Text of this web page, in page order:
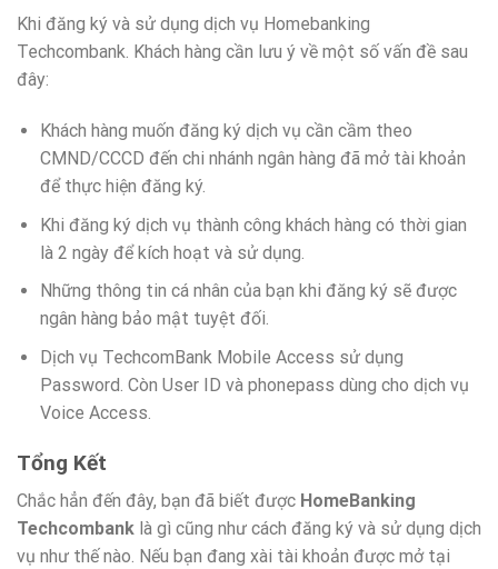
Khi đăng ký và sử dụng dịch vụ Homebanking
Techcombank. Khách hàng cần lưu ý về một số vấn đề sau
đây:
Khách hàng muốn đăng ký dịch vụ cần cầm theo
CMND/CCCD đến chi nhánh ngân hàng đã mở tài khoản
để thực hiện đăng ký.
Khi đăng ký dịch vụ thành công khách hàng có thời gian
là 2 ngày để kích hoạt và sử dụng.
Những thông tin cá nhân của bạn khi đăng ký sẽ được
ngân hàng bảo mật tuyệt đối.
Dịch vụ TechcomBank Mobile Access sử dụng
Password. Còn User ID và phonepass dùng cho dịch vụ
Voice Access.
Tổng Kết
Chắc hẳn đến đây, bạn đã biết được HomeBanking
Techcombank là gì cũng như cách đăng ký và sử dụng dịch
vụ như thế nào. Nếu bạn đang xài tài khoản được mở tại